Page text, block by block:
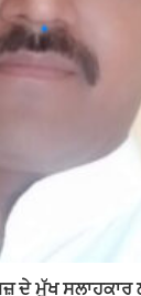
ਦੇ ਮੁੱਖ ਸਲਾਹਕਾਰ